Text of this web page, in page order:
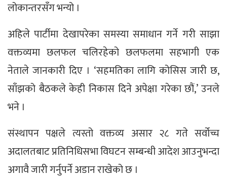
लोकान्तरसँग भन्यो ।
अहिले पार्टीमा देखापरेका समस्या समाधान गर्ने गरी साझा
वक्तव्यमा छलफल चलिरहेको छलफलमा सहभागी एक
नेताले जानकारी दिए । ‘सहमतिका लागि कोसिस जारी छ,
साँझको बैठकले केही निकास दिने अपेक्षा गरेका छौं,’ उनले
भने ।
संस्थापन पक्षले त्यस्तो वक्तव्य असार २८ गते सर्वोच्च
अदालतबाट प्रतिनिधिसभा विघटन सम्बन्धी आदेश आउनुभन्दा
अगावै जारी गर्नुपर्ने अडान राखेको छ ।